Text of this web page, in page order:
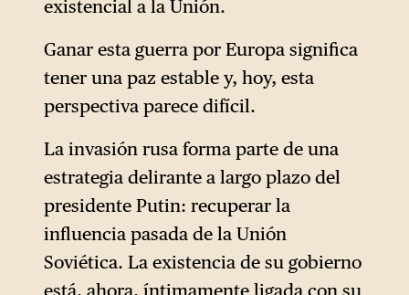
existencial a la Unión.
Ganar esta guerra por Europa significa
tener una paz estable y, hoy, esta
perspectiva parece difícil.
La invasión rusa forma parte de una
estrategia delirante a largo plazo del
presidente Putin: recuperar la
influencia pasada de la Unión
Soviética. La existencia de su gobierno
está, ahora, íntimamente ligada con su